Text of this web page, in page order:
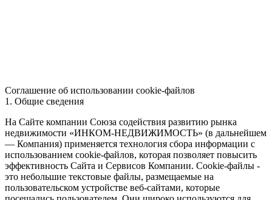
Соглашение об использовании cookie-файлов
1. Общие сведения
На Сайте компании Союза содействия развитию рынка
недвижимости «ИНКОМ-НЕДВИЖИМОСТЬ» (в дальнейшем
— Компания) применяется технология сбора информации с
использованием cookie-файлов, которая позволяет повысить
эффективность Сайта и Сервисов Компании. Сookie-файлы -
это небольшие текстовые файлы, размещаемые на
пользовательском устройстве веб-сайтами, которые